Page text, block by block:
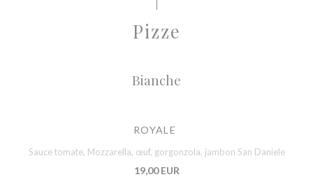
Pizze
Bianche
ROYALE
Sauce tomate, Mozzarella, œuf, gorgonzola, jambon San Daniele
19,00 EUR